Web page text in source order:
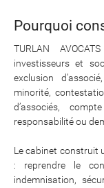
Pourquoi
TURLAN
investisseurs et
exclusion
minorité,
d’associés,
responsabilité ou
Le cabinet construit
: reprendre le
indemnisation,